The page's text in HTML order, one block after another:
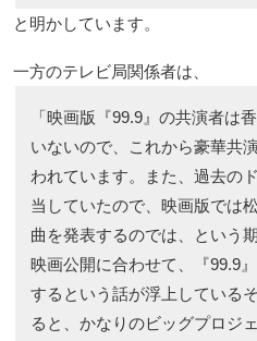
と明かしています。
一方のテレビ局関係者は、
「映画版『99.9』の共演者は
いないので、これから豪華共
われています。また、過去の
当していたので、映画版では
曲を発表するのでは、という
映画公開に合わせて、『99.9
するという話が浮上している
ると、かなりのビッグプロジ